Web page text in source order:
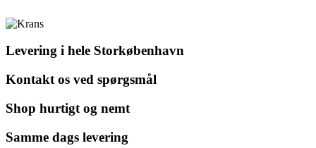
Levering i hele Storkøbenhavn
Kontakt os ved spørgsmål
Shop hurtigt og nemt
Samme dags levering